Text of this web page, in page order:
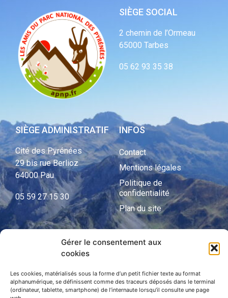
Gérer le consentement aux
cookies
Les cookies, matérialisés sous la forme d’un petit fichier texte au format
alphanumérique, se définissent comme des traceurs déposés dans le terminal
(ordinateur, tablette, smartphone) de l’internaute lorsqu’il consulte une page
SIÈGE SOCIAL
2 chemin de l’Ormeau
65000 Tarbes
05 62 93 35 38
SIÈGE ADMINISTRATIF
Cité des Pyrénées
29 bis rue Berlioz
64000 Pau
05 59 27 15 30
INFOS
Contact
Mentions légales
Politique de
confidentialité
Plan du site
Parc national des Pyrénées